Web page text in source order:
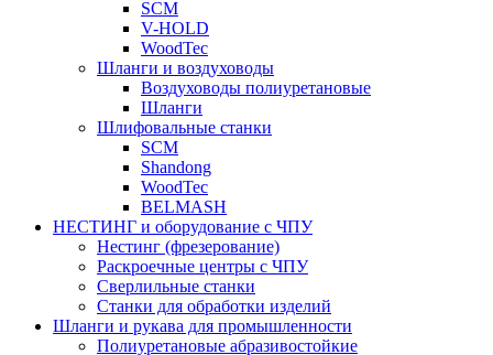
SCM
V-HOLD
WoodTec
Шланги и воздуховоды
Воздуховоды полиуретановые
Шланги
Шлифовальные станки
SCM
Shandong
WoodTec
BELMASH
НЕСТИНГ и оборудование с ЧПУ
Нестинг (фрезерование)
Раскроечные центры с ЧПУ
Сверлильные станки
Станки для обработки изделий
Шланги и рукава для промышленности
Полиуретановые абразивостойкие